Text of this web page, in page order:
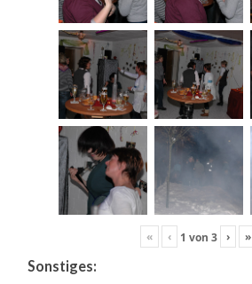
« ‹ 1 von 3 › »
Sonstiges: